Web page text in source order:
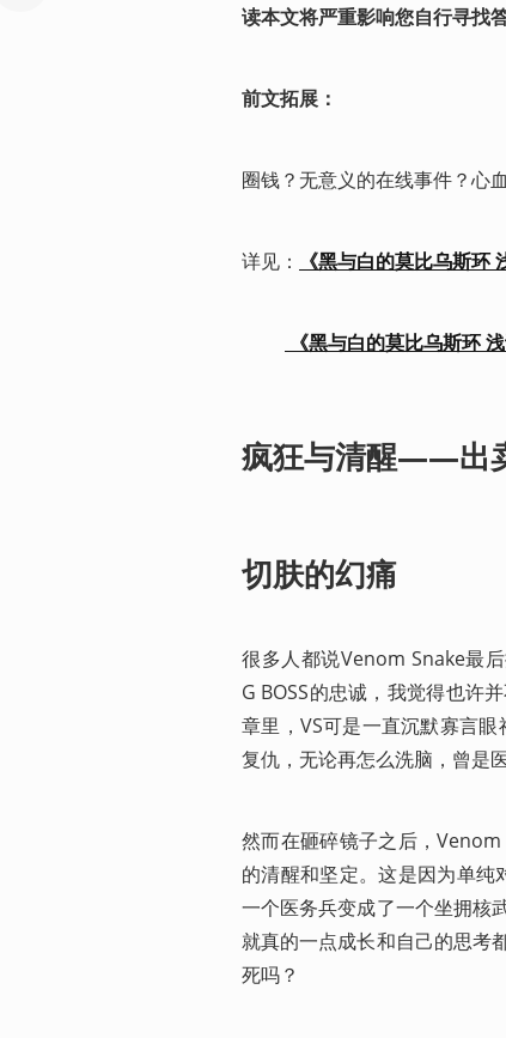
读本文将严重影响您自行寻找
前文拓展：
圈钱？无意义的在线事件？心
详见： 《黑与白的莫比乌斯环
《黑与白的莫比乌斯环
疯狂与清醒——出
切肤的幻痛
很多人都说Venom Snake最
G BOSS的忠诚，我觉得也许
章里，VS可是一直沉默寡言眼
复仇，无论再怎么洗脑，曾是
然而在砸碎镜子之后，
的清醒和坚定。这是因为单纯
一个医务兵变成了一个坐拥核
就真的一点成长和自己的思考
死吗？